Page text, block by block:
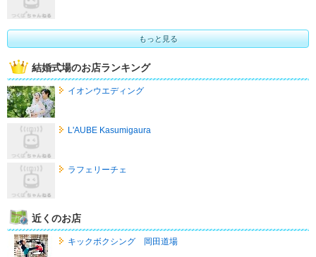
もっと見る
結婚式場のお店ランキング
イオンウエディング
L'AUBE Kasumigaura
ラフェリーチェ
近くのお店
キックボクシング 岡田道場